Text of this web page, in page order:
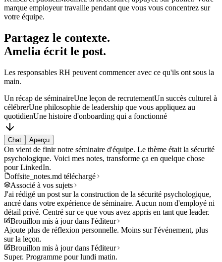
marque employeur travaille pendant que vous vous concentrez sur
votre équipe.
Partagez le contexte.
Amelia écrit le post.
Les responsables RH peuvent commencer avec ce qu'ils ont sous la
main.
Un récap de séminaireUne leçon de recrutementUn succès culturel à
célébrerUne philosophie de leadership que vous appliquez au
quotidienUne histoire d'onboarding qui a fonctionné
Chat Aperçu
On vient de finir notre séminaire d'équipe. Le thème était la sécurité
psychologique. Voici mes notes, transforme ça en quelque chose
pour LinkedIn.
offsite_notes.md téléchargé
Associé à vos sujets
J'ai rédigé un post sur la construction de la sécurité psychologique,
ancré dans votre expérience de séminaire. Aucun nom d'employé ni
détail privé. Centré sur ce que vous avez appris en tant que leader.
Brouillon mis à jour dans l'éditeur
Ajoute plus de réflexion personnelle. Moins sur l'événement, plus
sur la leçon.
Brouillon mis à jour dans l'éditeur
Super. Programme pour lundi matin.